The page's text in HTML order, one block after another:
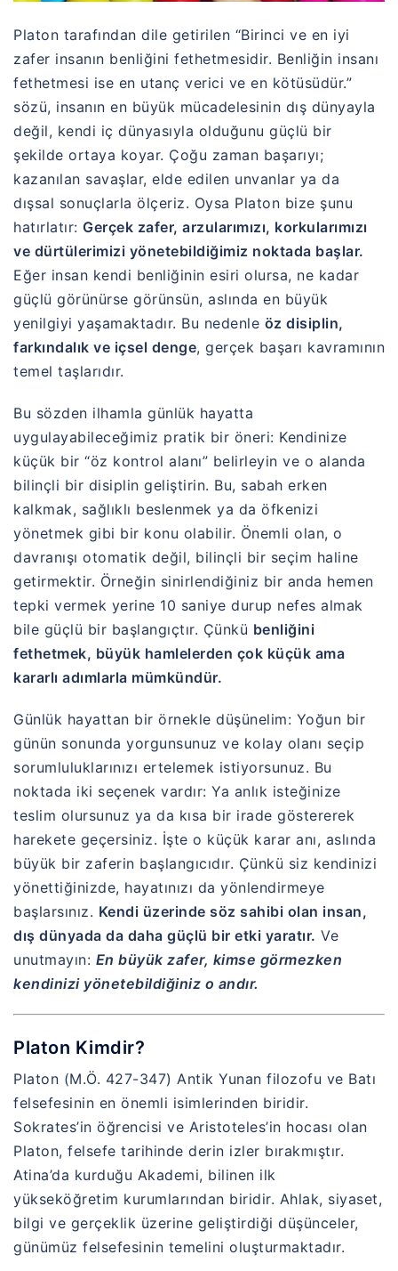
Platon tarafından dile getirilen “Birinci ve en iyi
zafer insanın benliğini fethetmesidir. Benliğin insanı
fethetmesi ise en utanç verici ve en kötüsüdür.”
sözü, insanın en büyük mücadelesinin dış dünyayla
değil, kendi iç dünyasıyla olduğunu güçlü bir
şekilde ortaya koyar. Çoğu zaman başarıyı;
kazanılan savaşlar, elde edilen unvanlar ya da
dışsal sonuçlarla ölçeriz. Oysa Platon bize şunu
hatırlatır: Gerçek zafer, arzularımızı, korkularımızı
ve dürtülerimizi yönetebildiğimiz noktada başlar.
Eğer insan kendi benliğinin esiri olursa, ne kadar
güçlü görünürse görünsün, aslında en büyük
yenilgiyi yaşamaktadır. Bu nedenle öz disiplin,
farkındalık ve içsel denge, gerçek başarı kavramının
temel taşlarıdır.
Bu sözden ilhamla günlük hayatta
uygulayabileceğimiz pratik bir öneri: Kendinize
küçük bir “öz kontrol alanı” belirleyin ve o alanda
bilinçli bir disiplin geliştirin. Bu, sabah erken
kalkmak, sağlıklı beslenmek ya da öfkenizi
yönetmek gibi bir konu olabilir. Önemli olan, o
davranışı otomatik değil, bilinçli bir seçim haline
getirmektir. Örneğin sinirlendiğiniz bir anda hemen
tepki vermek yerine 10 saniye durup nefes almak
bile güçlü bir başlangıçtır. Çünkü benliğini
fethetmek, büyük hamlelerden çok küçük ama
kararlı adımlarla mümkündür.
Günlük hayattan bir örnekle düşünelim: Yoğun bir
günün sonunda yorgunsunuz ve kolay olanı seçip
sorumluluklarınızı ertelemek istiyorsunuz. Bu
noktada iki seçenek vardır: Ya anlık isteğinize
teslim olursunuz ya da kısa bir irade göstererek
harekete geçersiniz. İşte o küçük karar anı, aslında
büyük bir zaferin başlangıcıdır. Çünkü siz kendinizi
yönettiğinizde, hayatınızı da yönlendirmeye
başlarsınız. Kendi üzerinde söz sahibi olan insan,
dış dünyada da daha güçlü bir etki yaratır. Ve
unutmayın: En büyük zafer, kimse görmezken
kendinizi yönetebildiğiniz o andır.
Platon Kimdir?
Platon (M.Ö. 427-347) Antik Yunan filozofu ve Batı
felsefesinin en önemli isimlerinden biridir.
Sokrates’in öğrencisi ve Aristoteles’in hocası olan
Platon, felsefe tarihinde derin izler bırakmıştır.
Atina’da kurduğu Akademi, bilinen ilk
yükseköğretim kurumlarından biridir. Ahlak, siyaset,
bilgi ve gerçeklik üzerine geliştirdiği düşünceler,
günümüz felsefesinin temelini oluşturmaktadır.